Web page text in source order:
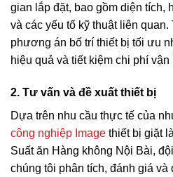
gian lắp đặt, bao gồm diện tích,
và các yếu tố kỹ thuật liên
phương án bố trí thiết bị tối ưu
hiệu quả và tiết kiệm chi phí vận
2. Tư vấn và đề xuất thiết bị
Dựa trên nhu cầu thực tế của
công nghiệp Image thiết bị giặt
Suất ăn Hàng không Nội Bài,
chúng tôi phân tích, đánh giá